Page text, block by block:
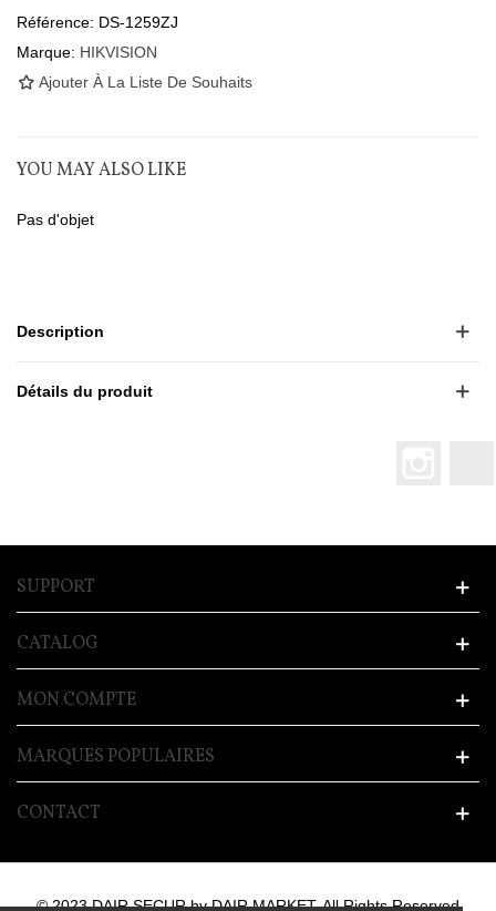
Référence: DS-1259ZJ
Marque: HIKVISION
Ajouter À La Liste De Souhaits
YOU MAY ALSO LIKE
Pas d'objet
Description
Détails du produit
SUPPORT
CATALOG
MON COMPTE
MARQUES POPULAIRES
CONTACT
© 2023 DAIR SECUR by DAIR MARKET. All Rights Reserved